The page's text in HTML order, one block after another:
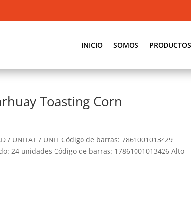
INICIO SOMOS PRODUCTOS
Toasting Corn
/ UNITAT / UNIT Código de barras: 7861001013429
24 unidades Código de barras: 17861001013426 Alto